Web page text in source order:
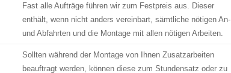
Fast alle Aufträge führen wir zum Festpreis aus. Dieser
enthält, wenn nicht anders vereinbart, sämtliche nötigen An-
und Abfahrten und die Montage mit allen nötigen Arbeiten.
Sollten während der Montage von Ihnen Zusatzarbeiten
beauftragt werden, können diese zum Stundensatz oder zu